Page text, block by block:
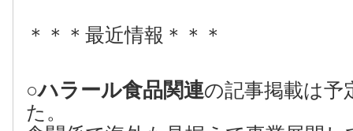
＊＊＊最近情報＊＊＊
○ハラール食品関連の記事掲載は予
た。